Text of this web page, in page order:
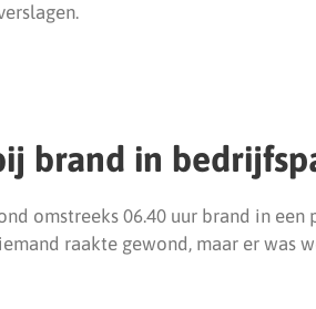
brand in
omstreeks 06.40 uur brand in een
raakte gewond, maar er was